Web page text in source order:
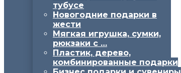
тубусе
Новогодние подарки в
жести
Мягкая игрушка, сумки,
рюкзаки с …
Пластик, дерево,
комбинированные подарки